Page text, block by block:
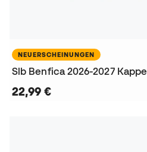
NEUERSCHEINUNGEN
Slb Benfica 2026-2027 Kappe
22,99 €